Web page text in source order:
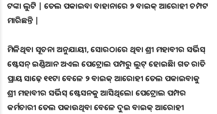
ଟଙ୍କା ଲୁଟି | ତେଲ ପକାଇବା ବାହାନାରେ ୨ ବାଇକ୍ ଆରୋହୀ ଚମ୍ପଟ
ମାରିଛନ୍ତି |
ମିଳିଥିବା ସୂଚନା ଅନୁଯାୟୀ, ସୋରଠାରେ ଥିବା ଶ୍ରୀ ମହାବୀର ସର୍ଭିସ୍
ଷ୍ଟେସନ୍ ଇଣ୍ଡିଆନ ଅଏଲ ପେଟ୍ରୋଲ ପମ୍ପରୁ ଲୁଟ୍ ହୋଇଛି। ଗତ ରାତି
ପ୍ରାୟ ସାଢ଼େ ୧୧ଟା ବେଳେ ୨ ବାଇକ୍ ଆରୋହୀ ତେଲ ପକାଇବାକୁ
ଶ୍ରୀ ମହାବୀର ସର୍ଭିସ୍ ଷ୍ଟେସନକୁ ଆସିଥିଲେ। ପେଟ୍ରୋଲ ପମ୍ପର
କର୍ମଚାରୀ ତେଲ ପକାଉଥିବା ବେଳେ ଦୁଇ ବାଇକ୍ ଆରୋହୀ